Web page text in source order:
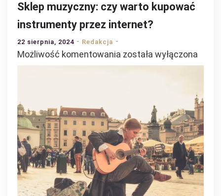
Sklep muzyczny: czy warto kupować
instrumenty przez internet?
22 sierpnia, 2024 Redakcja
Możliwość komentowania Sklep
muzyczny:
kupować
instrumenty
przez
internet?
została wyłączona